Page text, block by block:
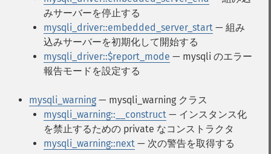
みサーバーを停止する
mysqli_driver::embedded_server_start — 組み
込みサーバーを初期化して開始する
mysqli_driver::$report_mode — mysqli のエラー
報告モードを設定する
mysqli_warning — mysqli_warning クラス
mysqli_warning::__construct — インスタンス化
を禁止するための private なコンストラクタ
mysqli_warning::next — 次の警告を取得する